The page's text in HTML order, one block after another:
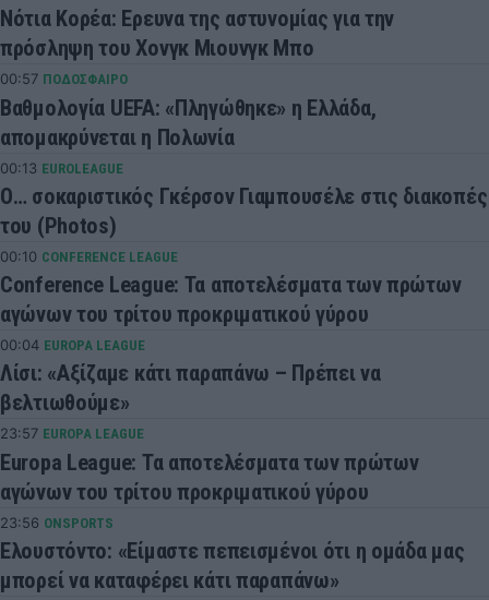
Νότια Κορέα: Ερευνα της αστυνομίας για την
πρόσληψη του Χονγκ Μιουνγκ Μπo
00:57 ΠΟΔΟΣΦΑΙΡΟ
Βαθμολογία UEFA: «Πληγώθηκε» η Ελλάδα,
απομακρύνεται η Πολωνία
00:13 EUROLEAGUE
Ο… σοκαριστικός Γκέρσον Γιαμπουσέλε στις διακοπές
του (Photos)
00:10 CONFERENCE LEAGUE
Conference League: Τα αποτελέσματα των πρώτων
αγώνων του τρίτου προκριματικού γύρου
00:04 EUROPA LEAGUE
Λίσι: «Αξίζαμε κάτι παραπάνω – Πρέπει να
βελτιωθούμε»
23:57 EUROPA LEAGUE
Europa League: Τα αποτελέσματα των πρώτων
αγώνων του τρίτου προκριματικού γύρου
23:56 ONSPORTS
Ελουστόντο: «Είμαστε πεπεισμένοι ότι η ομάδα μας
μπορεί να καταφέρει κάτι παραπάνω»